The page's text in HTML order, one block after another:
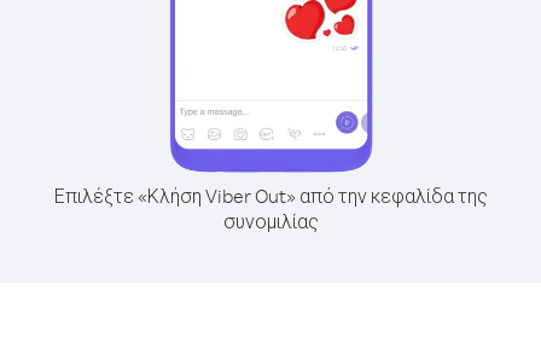
Επιλέξτε «Κλήση Viber Out» από την κεφαλίδα της
συνομιλίας